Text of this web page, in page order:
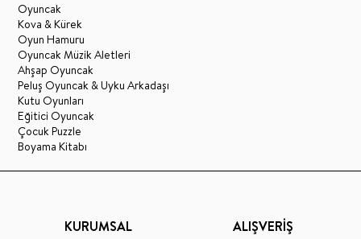
Oyuncak
Kova & Kürek
Oyun Hamuru
Oyuncak Müzik Aletleri
Ahşap Oyuncak
Peluş Oyuncak & Uyku Arkadaşı
Kutu Oyunları
Eğitici Oyuncak
Çocuk Puzzle
Boyama Kitabı
KURUMSAL ALIŞVERİŞ